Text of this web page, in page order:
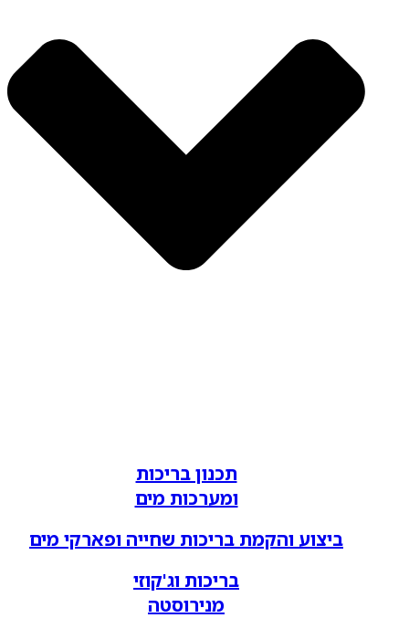
תכנון בריכות
ומערכות מים
ביצוע והקמת בריכות שחייה ופארקי מים
בריכות וג'קוזי
מנירוסטה